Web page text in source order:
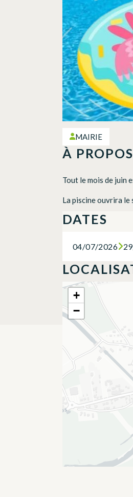
MAIRIE
À PROPOS
Tout le mois de juin
La piscine ouvrira le
DATES
04/07/2026
+
−